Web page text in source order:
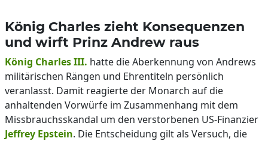
König Charles zieht Konsequenzen
und wirft Prinz Andrew raus
König Charles III. hatte die Aberkennung von Andrews
militärischen Rängen und Ehrentiteln persönlich
veranlasst. Damit reagierte der Monarch auf die
anhaltenden Vorwürfe im Zusammenhang mit dem
Missbrauchsskandal um den verstorbenen US-Finanzier
Jeffrey Epstein. Die Entscheidung gilt als Versuch, die